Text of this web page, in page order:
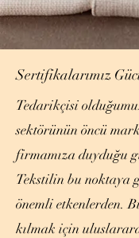
Sertifikalarımız
Tedarikçisi
sektörünün öncü
firmamıza duyduğu
Tekstilin bu noktaya
önemli etkenlerden.
kılmak için